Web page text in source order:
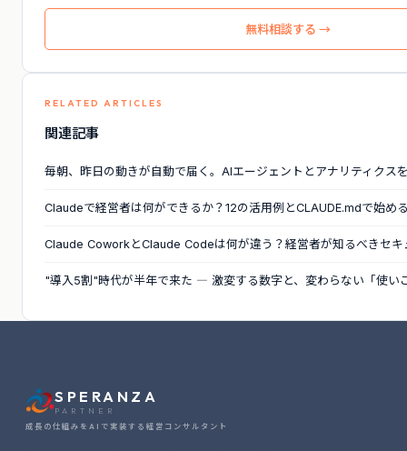
無料相談する →
RELATED ARTICLES
関連記事
毎朝、昨日の動きが自動で届く。AIエージェントとアナリティクス
Claudeで経営者は何ができるか？12の活用例とCLAUDE.mdで始め
Claude CoworkとClaude Codeは何が違う？経営者が知るべきセキ
"導入5割"時代が半年で来た ― 激変する数字と、変わらない「使い
SPERANZA
PARTNER
成長の仕組みをAIで実装する経営コンサルタント